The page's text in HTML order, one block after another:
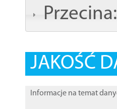
Przecina:
JAKOŚĆ
Informacje na temat